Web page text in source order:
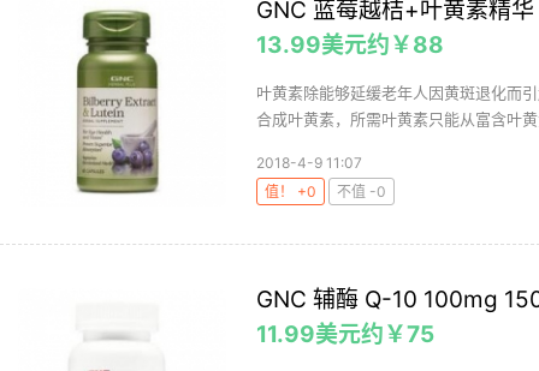
GNC 蓝莓越桔+叶黄素精
13.99美元约￥88
叶黄素除能够延缓老年人因黄斑退化而
合成叶黄素，所需叶黄素只能从富含叶
2018-4-9 11:07
值！ +0
不值 -0
GNC 辅酶 Q-10 100mg
11.99美元约￥75